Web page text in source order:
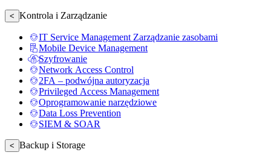
< Kontrola i Zarządzanie
IT Service Management Zarządzanie zasobami
Mobile Device Management
Szyfrowanie
Network Access Control
2FA – podwójna autoryzacja
Privileged Access Management
Oprogramowanie narzędziowe
Data Loss Prevention
SIEM & SOAR
< Backup i Storage